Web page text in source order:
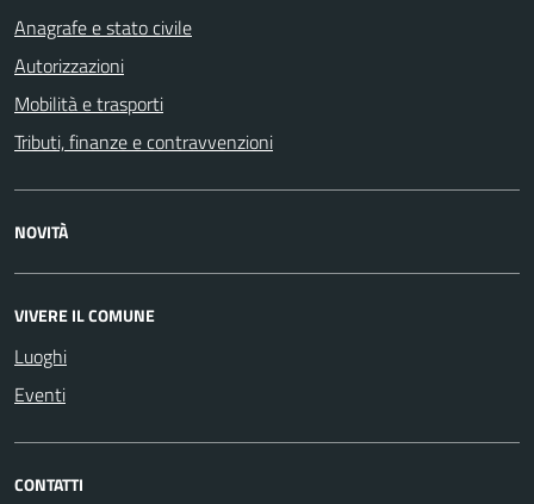
Anagrafe e stato civile
Autorizzazioni
Mobilità e trasporti
Tributi, finanze e contravvenzioni
NOVITÀ
VIVERE IL COMUNE
Luoghi
Eventi
CONTATTI